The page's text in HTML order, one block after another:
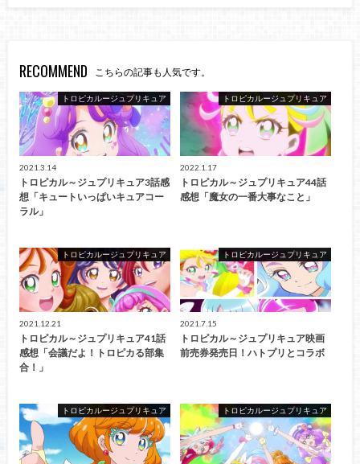
RECOMMEND こちらの記事も人気です。
トロピカルージュプリキュア
2021.3.14
トロピカル～ジュプリキュア3話感
想「キュートいっぱいキュアコー
ラル」
トロピカルージュプリキュア
2022.1.17
トロピカル～ジュプリキュア44話
感想「魔女の一番大事なこと」
トロピカルージュプリキュア
2021.12.21
トロピカル～ジュプリキュア41話
感想「会議だよ！トロピカる部集
合！」
トロピカルージュプリキュア
2021.7.15
トロピカル～ジュプリキュア映画
前売券発売日！ハトプリとコラボ
トロピカルージュプリキュア トロピカルージュプリキュア